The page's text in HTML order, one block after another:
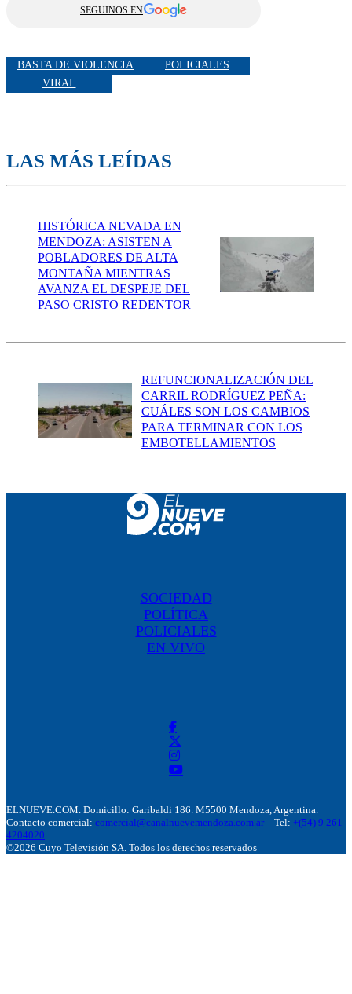
SEGUINOS EN
BASTA DE VIOLENCIA
POLICIALES
VIRAL
LAS MÁS LEÍDAS
HISTÓRICA NEVADA EN
MENDOZA: ASISTEN A
POBLADORES DE ALTA
MONTAÑA MIENTRAS
AVANZA EL DESPEJE DEL
PASO CRISTO REDENTOR
REFUNCIONALIZACIÓN DEL
CARRIL RODRÍGUEZ PEÑA:
CUÁLES SON LOS CAMBIOS
PARA TERMINAR CON LOS
EMBOTELLAMIENTOS
SOCIEDAD
POLÍTICA
POLICIALES
EN VIVO
ELNUEVE.COM. Domicillo: Garibaldi 186. M5500 Mendoza, Argentina.
Contacto comercial: comercial@canalnuevemendoza.com.ar – Tel: +(54) 9 261
4204020
©2026 Cuyo Televisión SA. Todos los derechos reservados